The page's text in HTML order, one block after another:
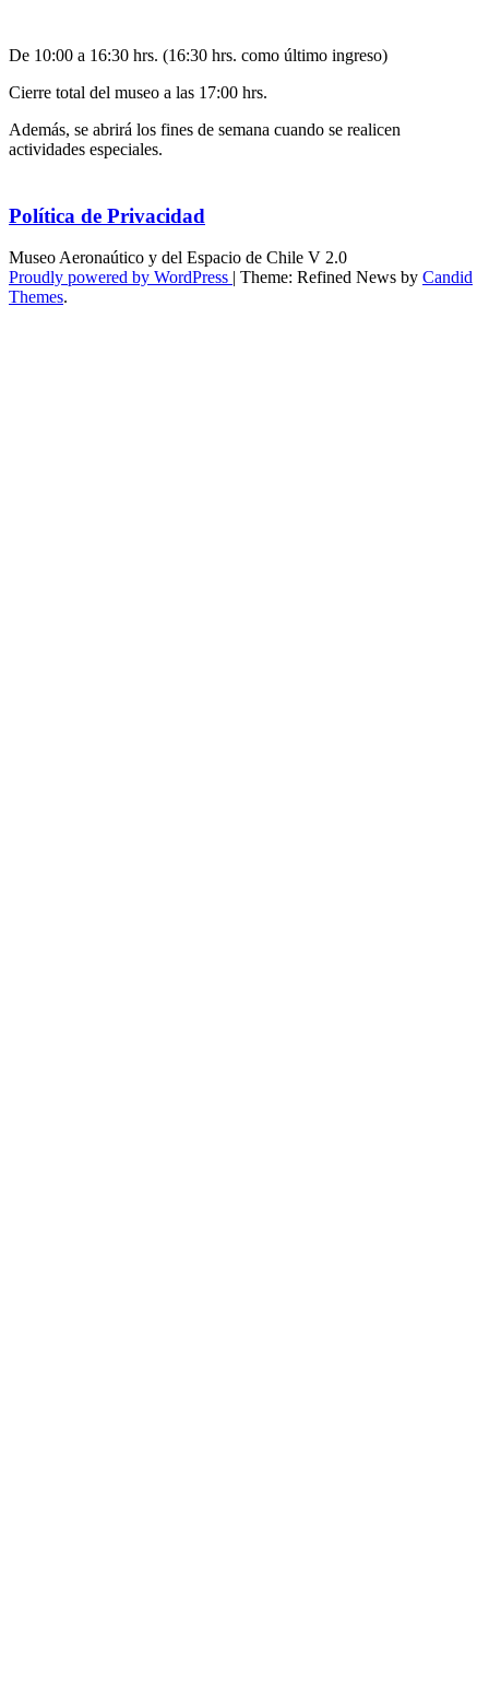
De 10:00 a 16:30 hrs. (16:30 hrs. como último ingreso)
Cierre total del museo a las 17:00 hrs.
Además, se abrirá los fines de semana cuando se realicen
actividades especiales.
Política de Privacidad
Museo Aeronaútico y del Espacio de Chile V 2.0
Proudly powered by WordPress | Theme: Refined News by Candid
Themes.